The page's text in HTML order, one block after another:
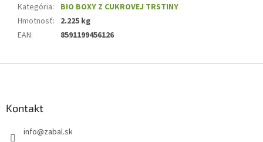
Kategória:
BIO BOXY Z CUKROVEJ TRSTINY
Hmotnosť: 2.225 kg
EAN: 8591199456126
Kontakt
info@zabal.sk